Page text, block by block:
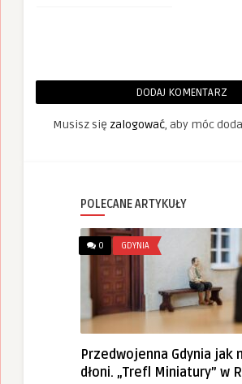
DODAJ KOMENTARZ
Musisz się zalogować, aby móc
POLECANE ARTYKUŁY
0 GDYNIA
Przedwojenna Gdynia jak
dłoni. „Trefl Miniatury” w